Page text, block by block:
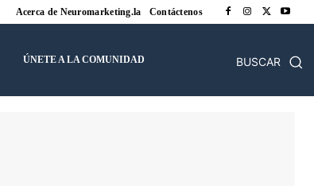
Acerca de Neuromarketing.la Contáctenos
ÚNETE A LA COMUNIDAD BUSCAR